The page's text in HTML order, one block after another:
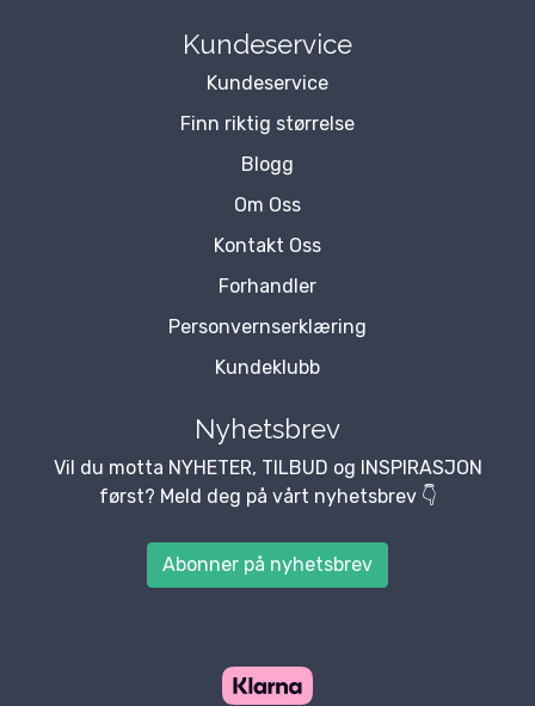
Kundeservice
Kundeservice
Finn riktig størrelse
Blogg
Om Oss
Kontakt Oss
Forhandler
Personvernserklæring
Kundeklubb
Nyhetsbrev
Vil du motta NYHETER, TILBUD og INSPIRASJON
først? Meld deg på vårt nyhetsbrev 👇
Abonner på nyhetsbrev